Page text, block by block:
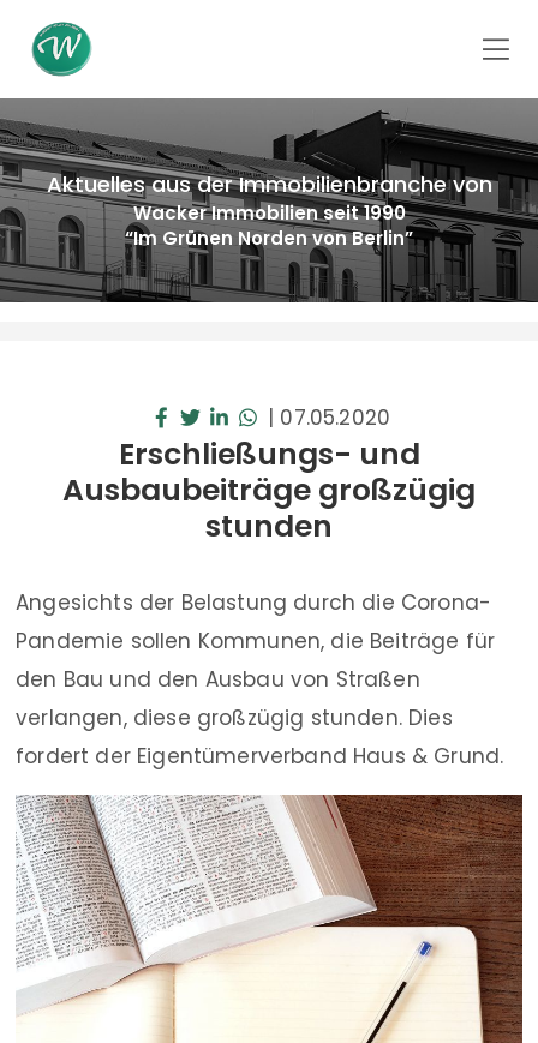
Aktuelles aus der Immobilienbranche von
Wacker Immobilien seit 1990
“Im Grünen Norden von Berlin”
| 07.05.2020
Erschließungs- und
Ausbaubeiträge großzügig
stunden
Angesichts der Belastung durch die Corona-
Pandemie sollen Kommunen, die Beiträge für
den Bau und den Ausbau von Straßen
verlangen, diese großzügig stunden. Dies
fordert der Eigentümerverband Haus & Grund.